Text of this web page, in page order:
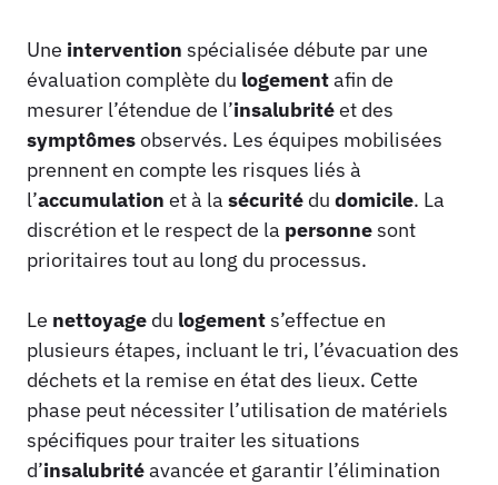
Une intervention spécialisée débute par une
évaluation complète du logementafin de
mesurer l’étendue de l’insalubritéet des
symptômesobservés. Les équipes mobilisées
prennent en compte les risques liés à
l’accumulation et à la sécurité du domicile. La
discrétion et le respect de la personnesont
prioritaires tout au long du processus.
Le nettoyage du logements’effectue en
plusieurs étapes, incluant le tri, l’évacuation des
déchets et la remise en état des lieux. Cette
phase peut nécessiter l’utilisation de matériels
spécifiques pour traiter les situations
d’insalubritéavancée et garantir l’élimination